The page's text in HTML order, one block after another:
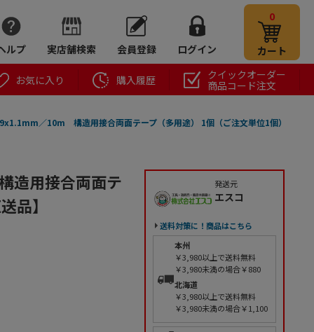
ルプ 実店舗検索 会員登録 ログイン
0
カート
お気に入り 購入履歴
クイックオーダー
商品コード注文
／10m 構造用接合両面テープ（多用途） 1個（ご注文単位1個）
造用接合両面テ
品】
発送元
エスコ
送料対策に！商品はこちら
本州
￥3,980以上で送料無料
￥3,980未満の場合￥880
北海道
￥3,980以上で送料無料
￥3,980未満の場合￥1,100